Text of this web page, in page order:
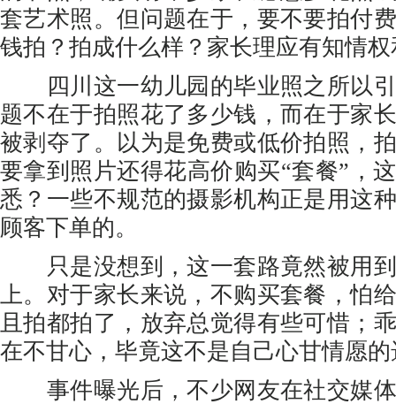
套艺术照。但问题在于，要不要拍付
钱拍？拍成什么样？家长理应有知情
四川这一幼儿园的毕业照之所以引
题不在于拍照花了多少钱，而在于家
被剥夺了。以为是免费或低价拍照，
要拿到照片还得花高价购买“套餐”，
悉？一些不规范的摄影机构正是用这
顾客下单的。
只是没想到，这一套路竟然被用到
上。对于家长来说，不购买套餐，怕
且拍都拍了，放弃总觉得有些可惜；
在不甘心，毕竟这不是自己心甘情愿
事件曝光后，不少网友在社交媒体